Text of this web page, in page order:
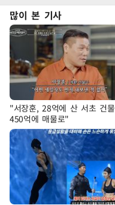
많이 본 기사
"서장훈, 28억에 산 서초 건물
450억에 매물로"